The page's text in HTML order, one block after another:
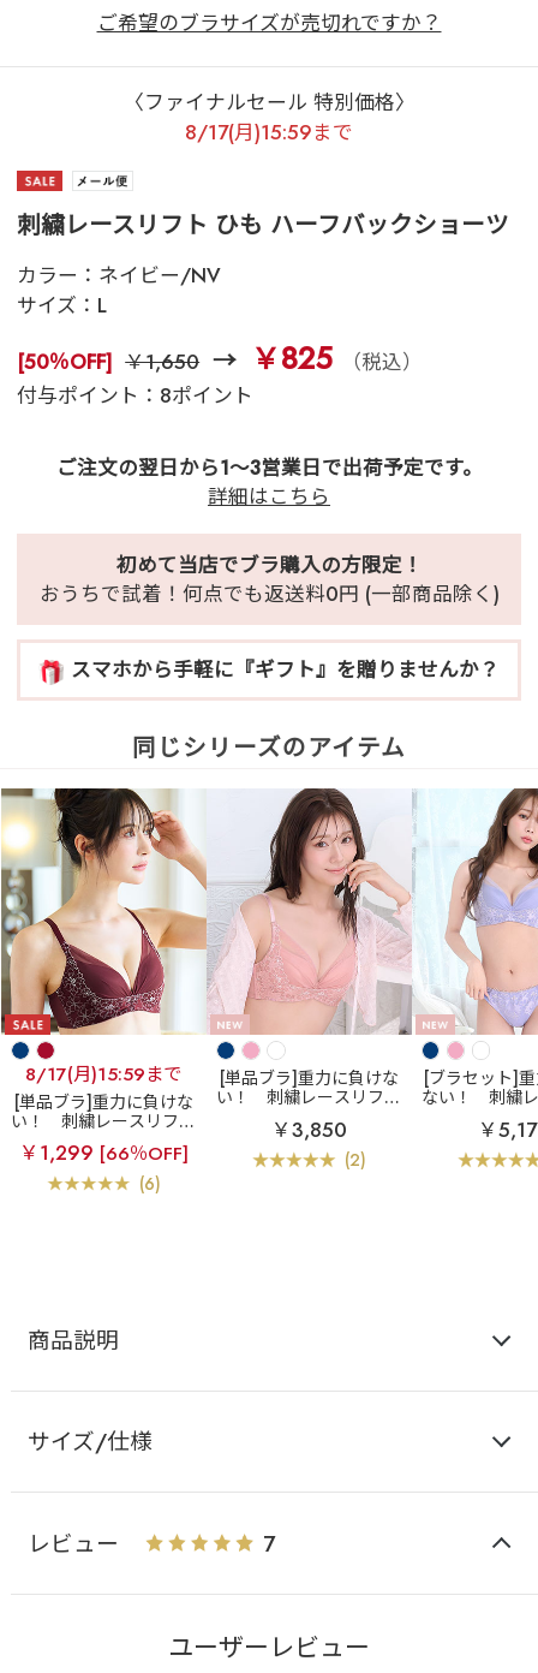
ご希望のブラサイズが売切れですか？
〈ファイナルセール 特別価格〉
8/17(月)15:59まで
刺繍レースリフト ひも ハーフバックショーツ
カラー： ネイビー/NV
サイズ： L
[50％OFF] ￥1,650 ￥825
（税込）
付与ポイント：8ポイント
ご注文の翌日から1～3営業日で出荷予定です。
詳細はこちら
初めて当店でブラ購入の方限定！
おうちで試着！何点でも返送料0円 (一部商品除く)
スマホから手軽に『ギフト』を贈りませんか？
同じシリーズのアイテム
8/17(月)15:59まで
[単品ブラ]重力に負けな
い！
刺繍レースリフト
脇高 単品ブラジャー
￥1,299 [66％OFF]
(6)
[単品ブラ]重力に負けな
い！
刺繍レースリフト
脇高 単品ブラジャー
￥3,850
(2)
[ブラセット]
ない！
刺繍
ト 脇高 ブラ
ーツ
￥
商品説明
サイズ/仕様
レビュー 7
ユーザーレビュー